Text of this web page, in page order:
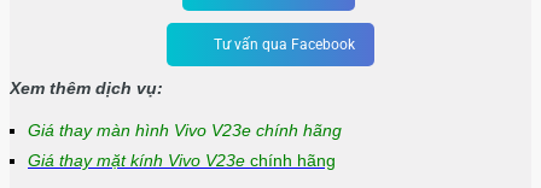
Tư vấn qua Facebook
Xem thêm dịch vụ:
Giá thay màn hình Vivo V23e chính hãng
Giá thay mặt kính Vivo V23e chính hãng